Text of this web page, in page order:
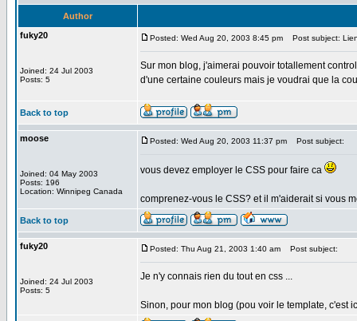
Author
fuky20
Joined: 24 Jul 2003
Posts: 5
Posted: Wed Aug 20, 2003 8:45 pm Post subject:
Sur mon blog, j'aimerai pouvoir totallement
d'une certaine couleurs mais je voudrai que la
Back to top
moose
Joined: 04 May 2003
Posts: 196
Location: Winnipeg Canada
Posted: Wed Aug 20, 2003 11:37 pm Post subject:
vous devez employer le CSS pour faire ca
comprenez-vous le CSS? et il m'aiderait si vous
Back to top
fuky20
Joined: 24 Jul 2003
Posts: 5
Posted: Thu Aug 21, 2003 1:40 am Post subject:
Je n'y connais rien du tout en css ...
Sinon, pour mon blog (pou voir le template, c'est